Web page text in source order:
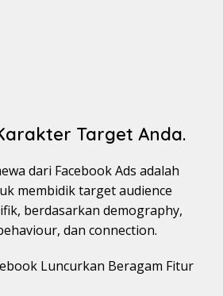
Target Anda.
dari Facebook Ads adalah
membidik target audience
berdasarkan demography,
dan connection.